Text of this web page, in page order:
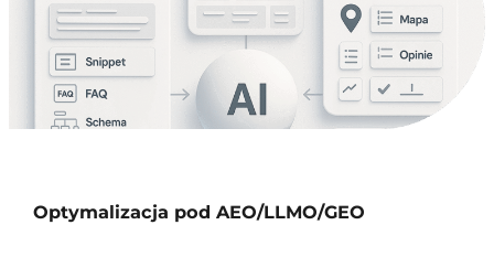
Optymalizacja pod AEO/LLMO/GEO